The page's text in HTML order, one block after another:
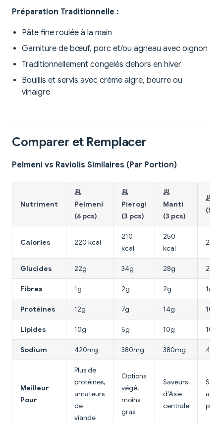
Préparation Traditionnelle :
Pâte fine roulée à la main
Garniture de bœuf, porc et/ou agneau avec oignon
Traditionnellement congelés dehors en hiver
Bouillis et servis avec crème aigre, beurre ou
vinaigre
Comparer et Remplacer
Pelmeni vs Raviolis Similaires (Par Portion)
Nutriment
🥟
Pelmeni
(6 pcs)
🥟
Pierogi
(3 pcs)
🥟
Manti
(3 pcs)
🥟
(5
Calories 220 kcal
210
kcal
250
kcal
230
Glucides 22g 34g 28g 25g
Fibres 1g 2g 2g 1g
Protéines 12g 7g 14g 10g
Lipides 10g 5g 10g 10g
Sodium 420mg 380mg 380mg
Meilleur
Pour
Plus de
protéines,
amateurs
de
viande
Options
végé,
moins
gras
Saveurs
d'Asie
centrale